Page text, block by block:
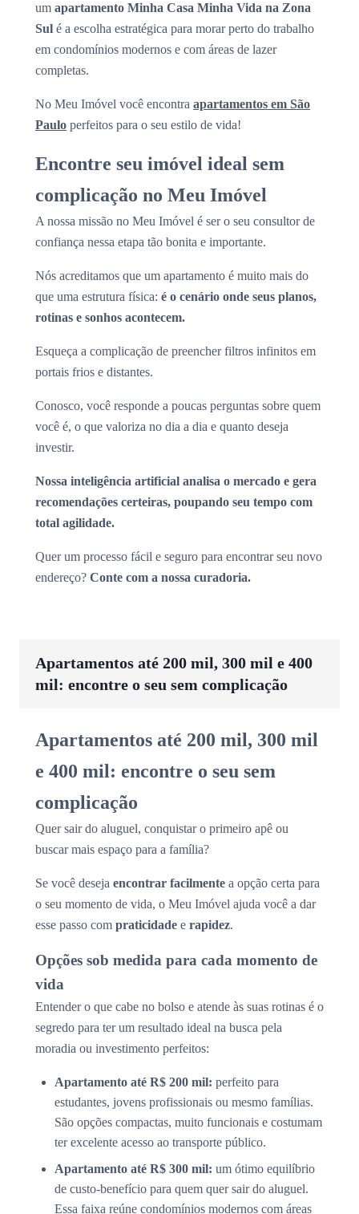
um apartamento Minha Casa Minha Vida na Zona
Sul é a escolha estratégica para morar perto do trabalho
em condomínios modernos e com áreas de lazer
completas.
No Meu Imóvel você encontra apartamentos em São
Paulo perfeitos para o seu estilo de vida!
Encontre seu imóvel ideal sem
complicação no Meu Imóvel
A nossa missão no Meu Imóvel é ser o seu consultor de
confiança nessa etapa tão bonita e importante.
Nós acreditamos que um apartamento é muito mais do
que uma estrutura física: é o cenário onde seus planos,
rotinas e sonhos acontecem.
Esqueça a complicação de preencher filtros infinitos em
portais frios e distantes.
Conosco, você responde a poucas perguntas sobre quem
você é, o que valoriza no dia a dia e quanto deseja
investir.
Nossa inteligência artificial analisa o mercado e gera
recomendações certeiras, poupando seu tempo com
total agilidade.
Quer um processo fácil e seguro para encontrar seu novo
endereço? Conte com a nossa curadoria.
Apartamentos até 200 mil, 300 mil e 400
mil: encontre o seu sem complicação
Apartamentos até 200 mil, 300 mil
e 400 mil: encontre o seu sem
complicação
Quer sair do aluguel, conquistar o primeiro apê ou
buscar mais espaço para a família?
Se você deseja encontrar facilmente a opção certa para
o seu momento de vida, o Meu Imóvel ajuda você a dar
esse passo com praticidade e rapidez.
Opções sob medida para cada momento de
vida
Entender o que cabe no bolso e atende às suas rotinas é o
segredo para ter um resultado ideal na busca pela
moradia ou investimento perfeitos:
Apartamento até R$ 200 mil: perfeito para
estudantes, jovens profissionais ou mesmo famílias.
São opções compactas, muito funcionais e costumam
ter excelente acesso ao transporte público.
Apartamento até R$ 300 mil: um ótimo equilíbrio
de custo-benefício para quem quer sair do aluguel.
Essa faixa reúne condomínios modernos com áreas